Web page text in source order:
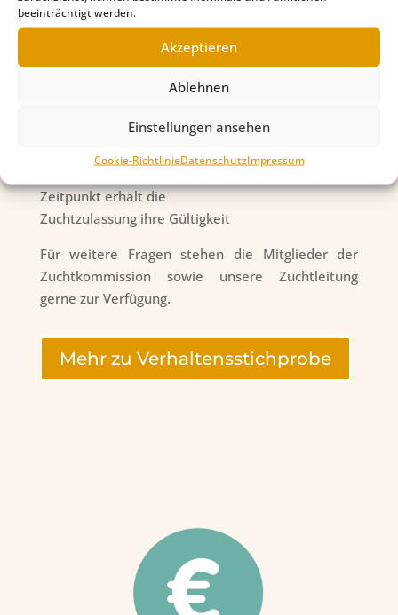
beeinträchtigt werden.
Akzeptieren
Ablehnen
Einstellungen ansehen
Cookie-RichtlinieDatenschutzImpressum
Protokoll, nach erfolgter ZZL-Prüfung, werden nur
in Absprache mit der Zuchtzulassungskommission
Nach Überprüfung der Unterlagen und
Zuchtleitung, wird das Ergebnis der
Zuchtzulassung auf der Ahnentafel vermerkt und
Zeitpunkt erhält die
Zuchtzulassung ihre Gültigkeit
Für weitere Fragen stehen die Mitglieder der
Zuchtkommission sowie unsere Zuchtleitung
gerne zur Verfügung.
Mehr zu Verhaltensstichprobe